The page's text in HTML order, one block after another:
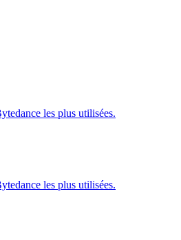
les plus utilisées.
les plus utilisées.